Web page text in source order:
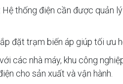
: Hệ thống điện cần được quản
đặt trạm biến áp giúp tối ưu
các nhà máy, khu công
cho sản xuất và vận hành.